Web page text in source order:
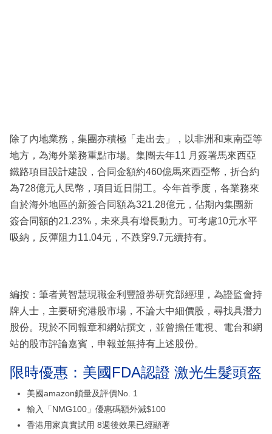
除了內地業務，集團亦積極「走出去」，以非洲和東南亞等
地方，為海外業務重點市場。集團去年11 月簽署馬來西亞
鐵路項目設計建設，合同金額約460億馬來西亞幣，折合約
為728億元人民幣，項目近日開工。今年首季度，各業務來
自於海外地區的新簽合同額為321.28億元，佔期內集團新
簽合同額的21.23%，未來具有增長動力。可考慮10元水平
吸納，反彈阻力11.04元，不跌穿9.7元續持有。
編按：筆者黃智慧現職金利豐證券研究部經理，為證監會持
牌人士，主要研究港股市場，不論大中細價股，尋找具潛力
股份。現於不同報章和網站撰文，並曾擔任電視、電台和網
站的股市評論嘉賓，申報並無持有上述股份。
限時優惠：美國FDA認證 激光生髮頭盔
美國amazon鎖量及評價No. 1
輸入「NMG100」優惠碼額外減$100
香港用家真實試用 8週後效果已經顯著